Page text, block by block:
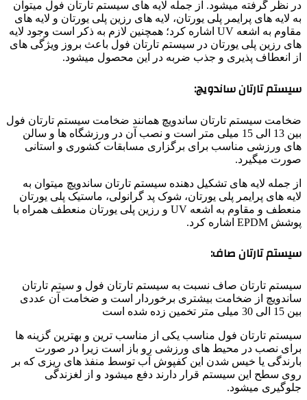
در نظر گرفته میشود. از جمله لایه های سیستم تارتان فول میتوان
به لایه های پرایمر پلی یورتان، لایه های رزین پلی یورتان و لایه های
مقاوم به اشعه UV اشاره کرد؛ همچنین لازم به ذکر است وجود لایه
های رزین پلی یورتان در سیستم تارتان فول باعث بروز ویژگی های
از انعطاف پذیری و جذب ضربه در این محصول میشود.
سیستم تارتان ساندویچ:
ضخامت سیستم تارتان ساندویچ همانند ضخامت سیستم تارتان فول
بین 13 الی 15 میلی متر است و نصب آن در ورزشگاه ها و سالن
های ورزشی مناسب برای برگزاری مسابقات کشوری و استانی
صورت میگیرد.
از جمله لایه های تشکیل دهنده سیستم تارتان ساندویچ میتوان به
لایه های پرایمر پلی یورتان، شوک پد گرانولی، ماستیک پلی یورتان
منعطف و مقاوم به اشعه UV و رزین پلی یورتان منعطف همراه با
پوشش EPDM اشاره کرد.
سیستم تارتان صاف:
سیستم تارتان صاف نسبت به سیستم تارتان فول و سیتم تارتان
ساندویچ از ضخامت بیشتری برخوردار است و ضخامت آن عددی
بین 15 الی 30 میلی متر تخمین زده شده است
سیستم تارتان فول مناسب یکی از مناسب ترین و بهترین گزینه ها
برای نصب در محیط های ورزشی رو باز است زیرا در صورت
بارندگی یا خیس شدن این کفپوش آب توسط منفذ های ریزی که بر
روی سطح این سیستم قرار دارند دفع میشود و از لغزندگی
جلوگیری میشود.